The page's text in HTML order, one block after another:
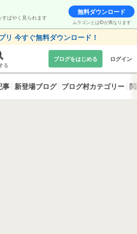
すばやく見られます
無料ダウンロード
ムラゴンとはIDが異なります
リ 今すぐ無料ダウンロード！
る
ブログをはじめる ログイン
事 新登場ブログ ブログ村カテゴリー